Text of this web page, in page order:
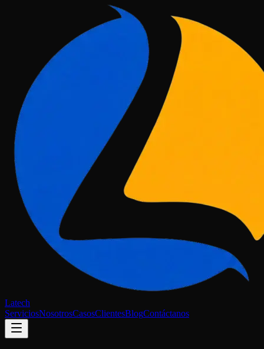
Latech
ServiciosNosotrosCasosClientesBlogContáctanos